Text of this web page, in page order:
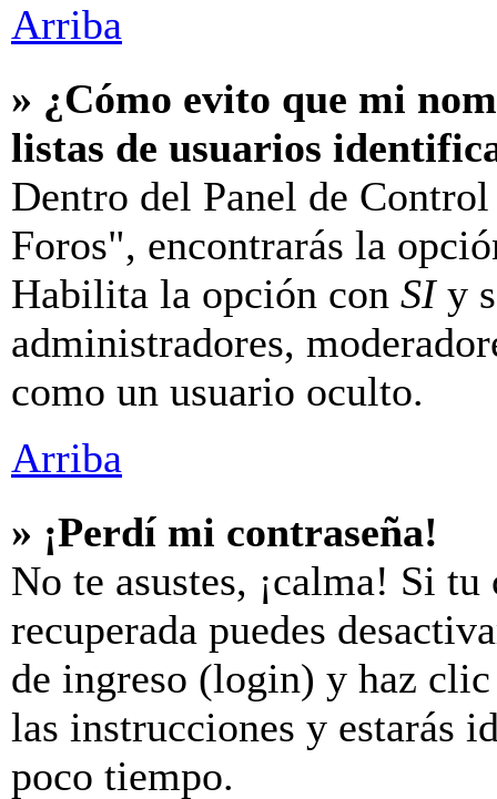
Arriba
» ¿Cómo evito que mi
listas de usuarios
Dentro del Panel de
Foros", encontrarás la
Habilita la opción con SIy
administradores,
como un usuario oculto.
Arriba
» ¡Perdí mi contraseña!
No te asustes, ¡calma! Si tu
recuperada puedes
de ingreso (login) y haz
las instrucciones y estarás
poco tiempo.